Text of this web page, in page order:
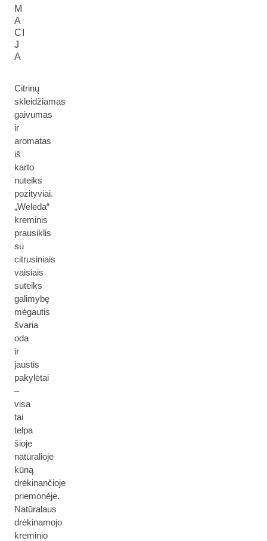
M
A
CI
J
A
Citrinų
skleidžiamas
gaivumas
ir
aromatas
iš
karto
nuteiks
pozityviai.
„Weleda“
kreminis
prausiklis
su
citrusiniais
vaisiais
suteiks
galimybę
mėgautis
švaria
oda
ir
jaustis
pakylėtai
–
visa
tai
telpa
šioje
natūralioje
kūną
drėkinančioje
priemonėje.
Natūralaus
drėkinamojo
kreminio